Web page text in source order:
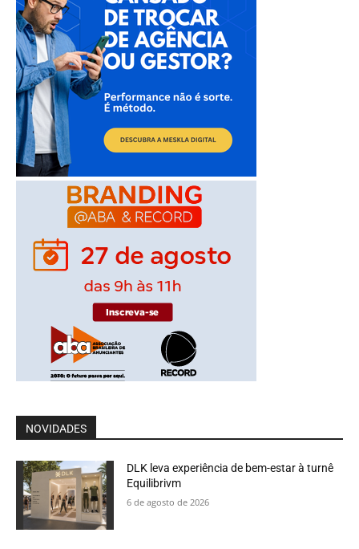
NOVIDADES
DLK leva experiência de bem-estar à turnê
Equilibrivm
6 de agosto de 2026